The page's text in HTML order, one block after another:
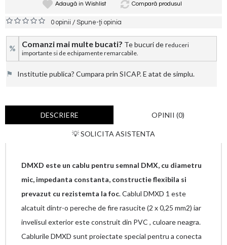
Adaugă in Wishlist Compară produsul
0 opinii /Spune-ţi opinia
% Comanzi mai multe bucati? Te bucuri de reduceri
importante si de echipamente remarcabile.
⚑ Institutie publica? Cumpara prin SICAP. E atat de simplu.
DESCRIERE OPINII (0)
💡 SOLICITA ASISTENTA
DMXD este un cablu pentru semnal DMX, cu diametru
mic, impedanta constanta, constructie flexibila si
prevazut cu rezistemta la foc. Cablul DMXD 1 este
alcatuit dintr-o pereche de fire rasucite (2 x 0,25 mm2) iar
invelisul exterior este construit din PVC , culoare neagra.
Cablurile DMXD sunt proiectate special pentru a conecta